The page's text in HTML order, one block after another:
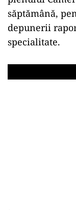
săptămână,
depunerii
specialitate.